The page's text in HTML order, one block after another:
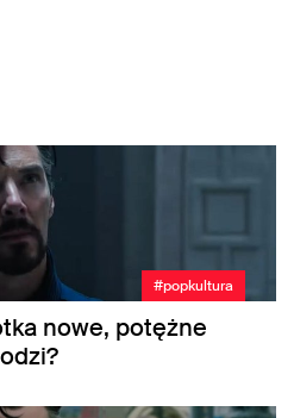
#popkultura
nowe, potężne